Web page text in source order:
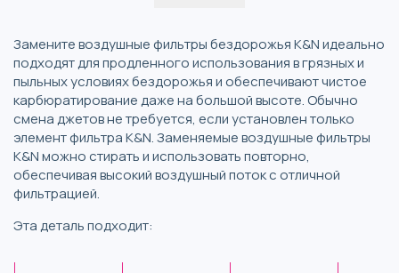
Замените воздушные фильтры бездорожья K&N идеально
подходят для продленного использования в грязных и
пыльных условиях бездорожья и обеспечивают чистое
карбюратирование даже на большой высоте. Обычно
смена джетов не требуется, если установлен только
элемент фильтра K&N. Заменяемые воздушные фильтры
K&N можно стирать и использовать повторно,
обеспечивая высокий воздушный поток с отличной
фильтрацией.
Эта деталь подходит: